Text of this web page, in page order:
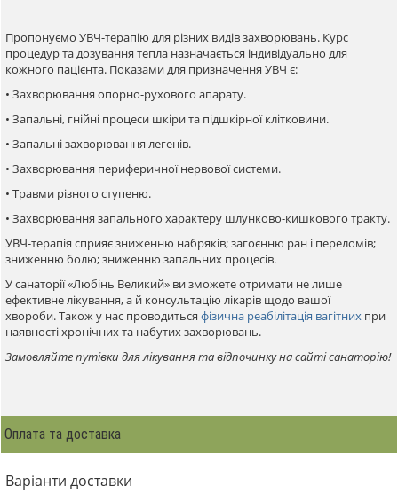
Пропонуємо УВЧ-терапію для різних видів захворювань. Курс
процедур та дозування тепла назначається індивідуально для
кожного пацієнта. Показами для призначення УВЧ є:
• Захворювання опорно-рухового апарату.
• Запальні, гнійні процеси шкіри та підшкірної клітковини.
• Запальні захворювання легенів.
• Захворювання периферичної нервової системи.
• Травми різного ступеню.
• Захворювання запального характеру шлунково-кишкового тракту.
УВЧ-терапія сприяє зниженню набряків; загоєнню ран і переломів;
зниженню болю; зниженню запальних процесів.
У санаторії «Любінь Великий» ви зможете отримати не лише
ефективне лікування, а й консультацію лікарів щодо вашої
хвороби. Також у нас проводиться фізична реабілітація вагітних при
наявності хронічних та набутих захворювань.
Замовляйте путівки для лікування та відпочинку на сайті санаторію!
Оплата та доставка
Варіанти доставки